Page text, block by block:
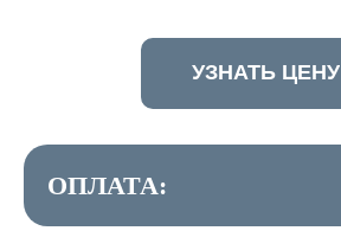
УЗНАТЬ ЦЕНУ
ОПЛАТА: